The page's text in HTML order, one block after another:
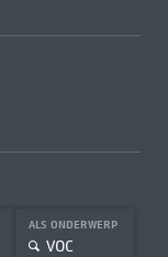
ALS ONDERWERP
VOC